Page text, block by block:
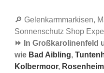
🔎 Gelenkarmmarkisen,
Sonnenschutz Shop
⏩ In Großkarolinenfeld
wie Bad Aibling,
Kolbermoor, Rosenheim